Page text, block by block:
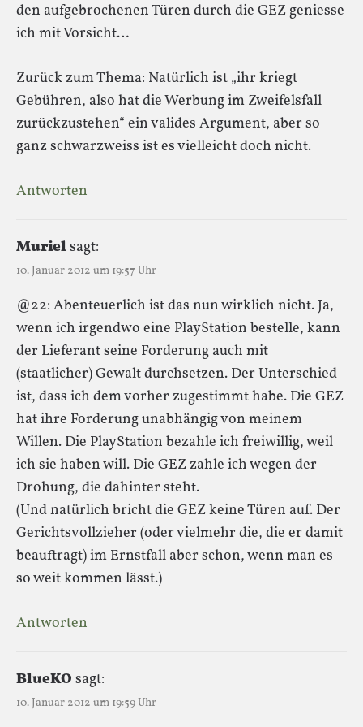
den aufgebrochenen Türen durch die GEZ geniesse
ich mit Vorsicht…
Zurück zum Thema: Natürlich ist „ihr kriegt
Gebühren, also hat die Werbung im Zweifelsfall
zurückzustehen“ ein valides Argument, aber so
ganz schwarzweiss ist es vielleicht doch nicht.
Antworten
Murielsagt:
10. Januar 2012 um 19:57 Uhr
@22: Abenteuerlich ist das nun wirklich nicht. Ja,
wenn ich irgendwo eine PlayStation bestelle, kann
der Lieferant seine Forderung auch mit
(staatlicher) Gewalt durchsetzen. Der Unterschied
ist, dass ich dem vorher zugestimmt habe. Die GEZ
hat ihre Forderung unabhängig von meinem
Willen. Die PlayStation bezahle ich freiwillig, weil
ich sie haben will. Die GEZ zahle ich wegen der
Drohung, die dahinter steht.
(Und natürlich bricht die GEZ keine Türen auf. Der
Gerichtsvollzieher (oder vielmehr die, die er damit
beauftragt) im Ernstfall aber schon, wenn man es
so weit kommen lässt.)
Antworten
BlueKO sagt:
10. Januar 2012 um 19:59 Uhr